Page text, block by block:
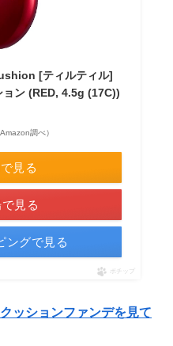
[ティルティル]
ン (RED, 4.5g (17C))
調べ）
見る
見る
ングで見る
ポチップ
ッションファンデを見て